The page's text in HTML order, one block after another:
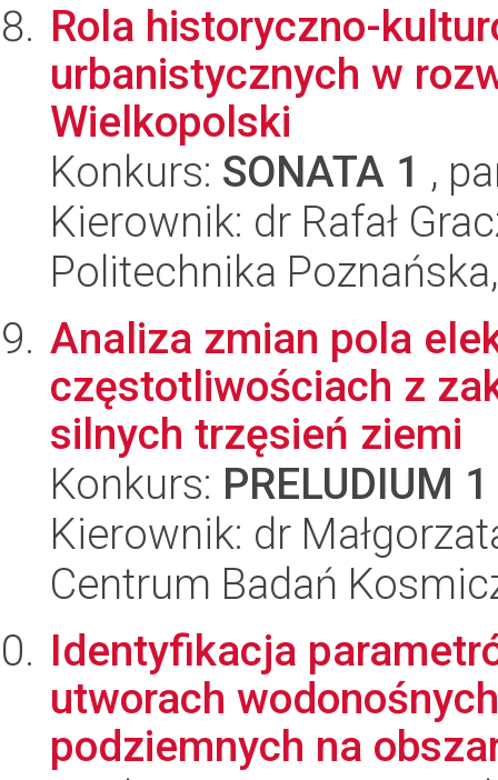
Rola historyczno-
urbanistycznych w
Wielkopolski
Konkurs: SONATA 1 ,
Kierownik: dr Rafał
Politechnika
Analiza zmian pola
częstotliwościach z
silnych trzęsień ziemi
Konkurs: PRELUDIUM 1
Kierownik: dr
Centrum Badań
Identyfikacja
utworach
podziemnych na